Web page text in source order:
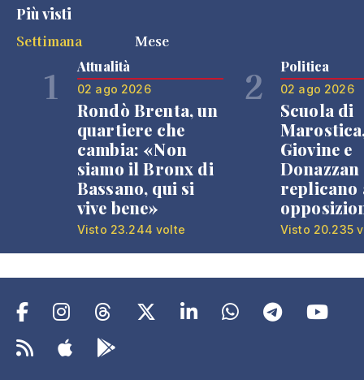
Più visti
Settimana
Mese
1 Attualità
02 ago 2026
Rondò Brenta, un
quartiere che
cambia: «Non
siamo il Bronx di
Bassano, qui si
vive bene»
Visto 23.244 volte
2 Politica
02 ago 2026
Scuola di
Giovine e
Donazzan
replicano
Visto 20.235